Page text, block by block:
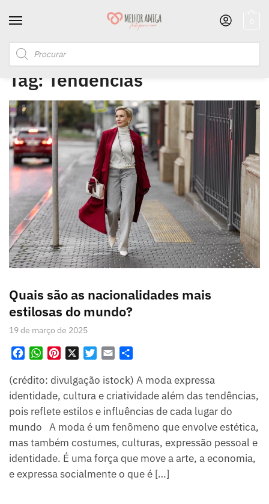
Início Posts marcados com a tag “Tendências”
Tag: Tendências
Quais são as nacionalidades mais
estilosas do mundo?
19 de março de 2025
c
e
o
o
k
W
a
t
s
A
p
n
t
e
s
t
i
t
e
r
a
i
l
a
r
(crédito: divulgação istock) A moda expressa
identidade, cultura e criatividade além das tendências,
pois reflete estilos e influências de cada lugar do
mundo A moda é um fenômeno que envolve estética,
mas também costumes, culturas, expressão pessoal e
identidade. É uma força que move a arte, a economia,
e expressa socialmente o que é […]